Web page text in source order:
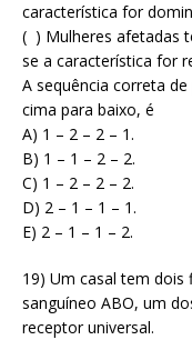
característica for
( ) Mulheres afetadas
se a característica for
A sequência correta
cima para baixo, é
A) 1 – 2 – 2 – 1.
B) 1 – 1 – 2 – 2.
C) 1 – 2 – 2 – 2.
D) 2 – 1 – 1 – 1.
E) 2 – 1 – 1 – 2.
19) Um casal tem dois
sanguíneo ABO, um
receptor universal.